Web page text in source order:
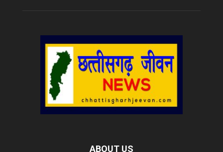
ABOUT US